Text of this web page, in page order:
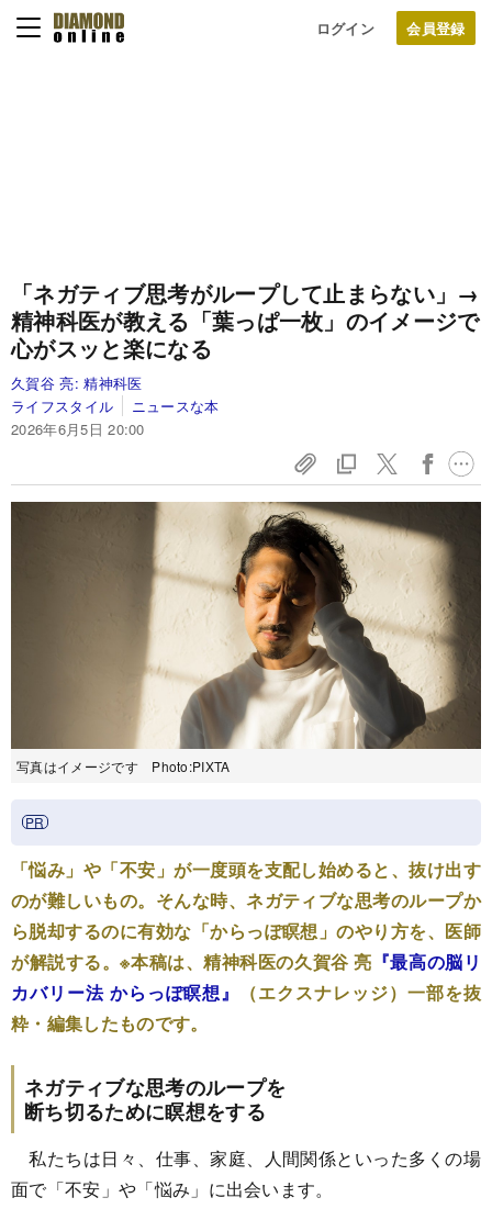
ログイン
「ネガティブ思考がループして止まらない」→
精神科医が教える「葉っぱ一枚」のイメージで
心がスッと楽になる
久賀谷 亮:精神科医
ライフスタイル
ニュースな本
2026年6月5日 20:00
写真はイメージです Photo:PIXTA
「悩み」や「不安」が一度頭を支配し始めると、抜け出す
のが難しいもの。そんな時、ネガティブな思考のループか
ら脱却するのに有効な「からっぽ瞑想」のやり方を、医師
が解説する。※本稿は、精神科医の久賀谷 亮 『最高の脳リ
カバリー法 からっぽ瞑想』
（エクスナレッジ）一部を抜
粋・編集したものです。
ネガティブな思考のループを
断ち切るために瞑想をする
私たちは日々、仕事、家庭、人間関係といった多くの場
面で「不安」や「悩み」に出会います。